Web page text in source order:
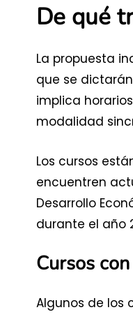
De qué
La propuesta
que se
implica
modalidad
Los cursos
encuentren
Desarrollo
durante el año
Cursos
Algunos de los